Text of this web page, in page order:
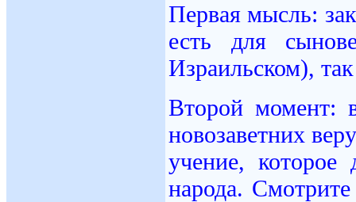
Первая мысль:
есть для
Израильском),
Второй момент:
новозаветних
учение,
народа. Смотрите